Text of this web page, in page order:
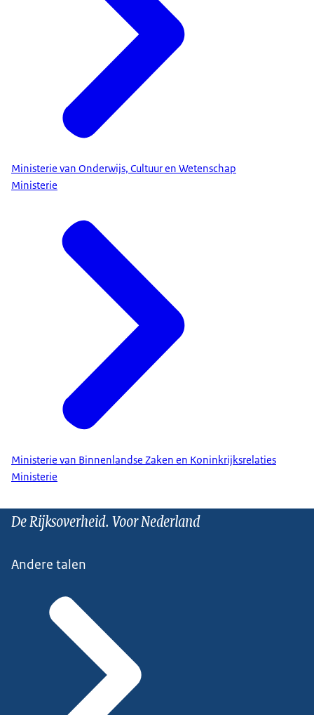
Ministerie van Onderwijs, Cultuur en Wetenschap
Ministerie
Ministerie van Binnenlandse Zaken en Koninkrijksrelaties
Ministerie
De Rijksoverheid. Voor Nederland
Andere talen